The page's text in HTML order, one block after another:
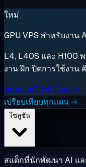
ใหม่
GPU VPS สำหรับงาน
L4, L40S และ H100
งาน ฝึก ปิดการใช้งาน
ทดลองฟรี 1 ชั่วโมง →
เปรียบเทียบทุกแผน →
สแต็กที่นักพัฒนา AI แ